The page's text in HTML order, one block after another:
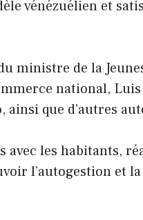
vénézuélien et
ministre de la
national,
ainsi que d’autres
avec les habitants,
l’autogestion et